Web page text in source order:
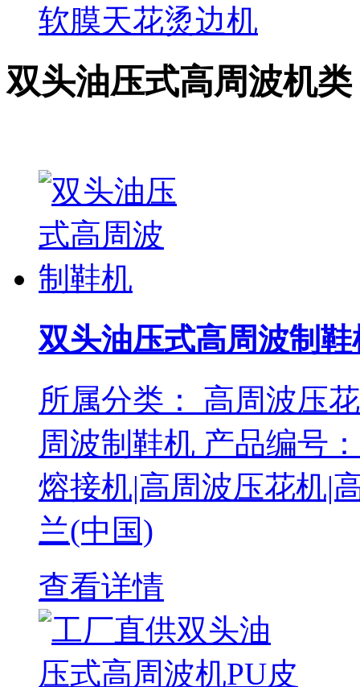
软膜天花烫边机
双头油压式高周波机类
双头油压式高周波制鞋
所属分类： 高周波压
周波制鞋机 产品编号
熔接机|高周波压花机|
兰(中国)
查看详情